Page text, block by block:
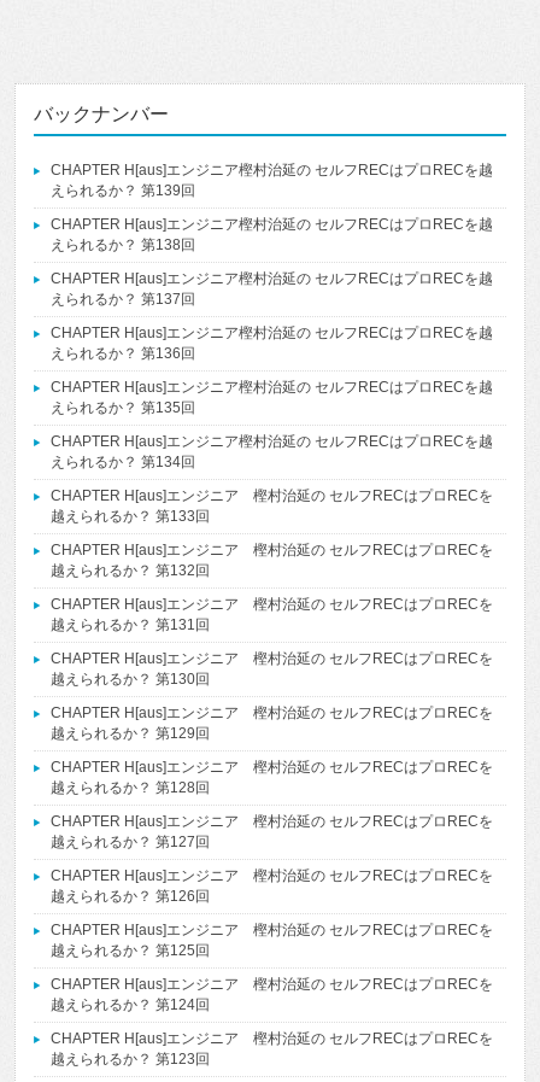
バックナンバー
CHAPTER H[aus]エンジニア樫村治延の セルフRECはプロRECを越
えられるか？ 第139回
CHAPTER H[aus]エンジニア樫村治延の セルフRECはプロRECを越
えられるか？ 第138回
CHAPTER H[aus]エンジニア樫村治延の セルフRECはプロRECを越
えられるか？ 第137回
CHAPTER H[aus]エンジニア樫村治延の セルフRECはプロRECを越
えられるか？ 第136回
CHAPTER H[aus]エンジニア樫村治延の セルフRECはプロRECを越
えられるか？ 第135回
CHAPTER H[aus]エンジニア樫村治延の セルフRECはプロRECを越
えられるか？ 第134回
CHAPTER H[aus]エンジニア 樫村治延の セルフRECはプロRECを
越えられるか？ 第133回
CHAPTER H[aus]エンジニア 樫村治延の セルフRECはプロRECを
越えられるか？ 第132回
CHAPTER H[aus]エンジニア 樫村治延の セルフRECはプロRECを
越えられるか？ 第131回
CHAPTER H[aus]エンジニア 樫村治延の セルフRECはプロRECを
越えられるか？ 第130回
CHAPTER H[aus]エンジニア 樫村治延の セルフRECはプロRECを
越えられるか？ 第129回
CHAPTER H[aus]エンジニア 樫村治延の セルフRECはプロRECを
越えられるか？ 第128回
CHAPTER H[aus]エンジニア 樫村治延の セルフRECはプロRECを
越えられるか？ 第127回
CHAPTER H[aus]エンジニア 樫村治延の セルフRECはプロRECを
越えられるか？ 第126回
CHAPTER H[aus]エンジニア 樫村治延の セルフRECはプロRECを
越えられるか？ 第125回
CHAPTER H[aus]エンジニア 樫村治延の セルフRECはプロRECを
越えられるか？ 第124回
CHAPTER H[aus]エンジニア 樫村治延の セルフRECはプロRECを
越えられるか？ 第123回